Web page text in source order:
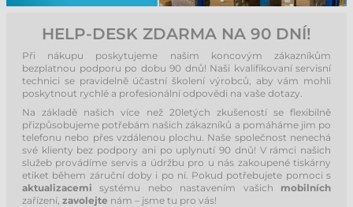
HELP-DESK ZDARMA NA 90 DNÍ!
Při nákupu poskytujeme našim koncovým zákazníkům
bezplatnou podporu po dobu 90 dnů! Naši kvalifikovaní servisní
technici se pravidelně účastní školení výrobců, aby vám mohli
poskytnout rychlé a profesionální odpovědi na vaše dotazy.
Na základě našich více než 20letých zkušeností se flexibilně
přizpůsobujeme potřebám našich zákazníků a pomáháme jim po
telefonu nebo přes vzdálenou plochu. Naše společnost nenechá
své klienty bez podpory ani po uplynutí 90 dnů! V rámci našich
služeb provádíme servis a údržbu pro u nás zakoupené tiskárny
etiket během záruční doby i po ní. Pokud potřebujete pomoci s
aktualizacemi systému nebo nastavením vašich mobilních
zařízení, zavolejte nám – jsme tu pro vás!